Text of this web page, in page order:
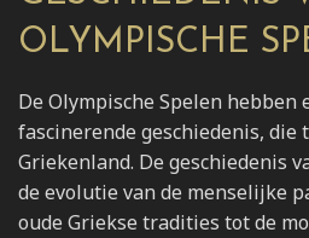
OLYMPISCHE
De Olympische Spelen hebben
fascinerende geschiedenis, die
Griekenland. De geschiedenis
de evolutie van de menselijke
oude Griekse tradities tot de